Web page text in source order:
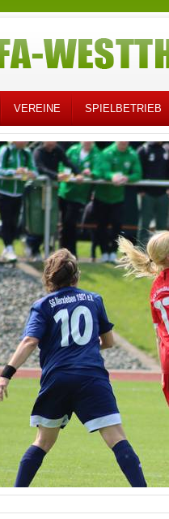
VEREINE SPIELBETRIEB